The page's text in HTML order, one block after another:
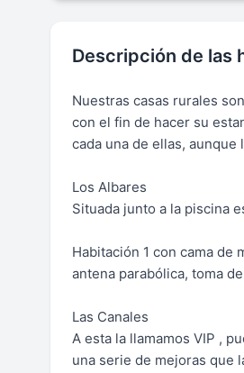
Descripción de las
Nuestras casas rurales
con el fin de hacer su
cada una de ellas,
Los Albares
Situada junto a la piscina
Habitación 1 con cama de
antena parabólica, toma
Las Canales
A esta la llamamos VIP ,
una serie de mejoras que